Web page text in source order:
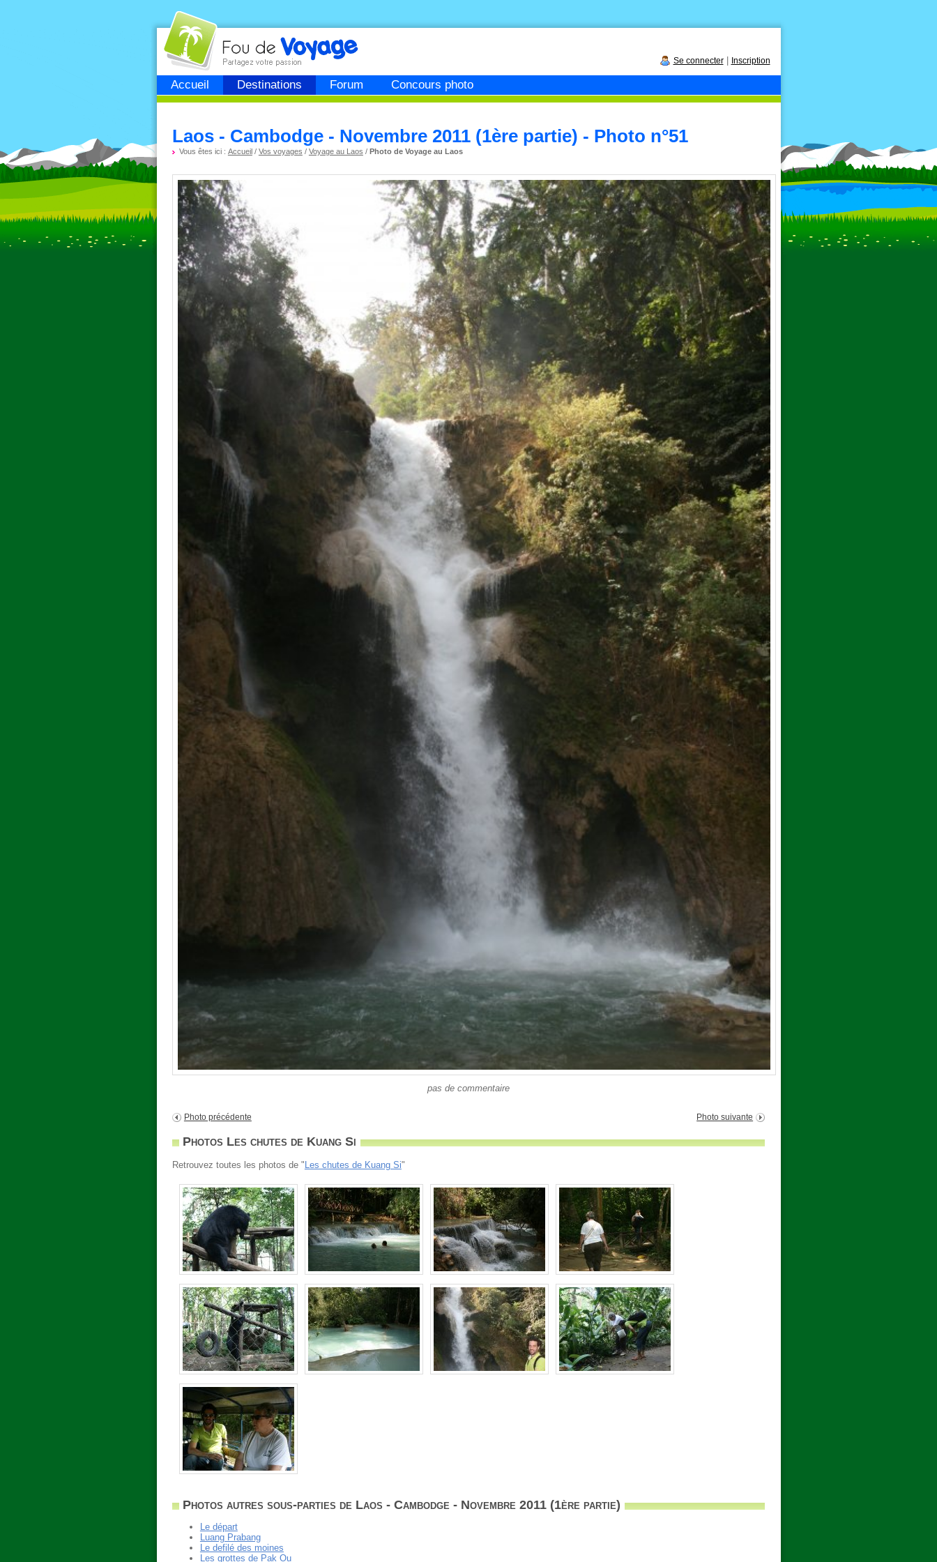
Accueil Destinations Forum Concours photo
Fou devoyage
Se connecter| Inscription
Laos - Cambodge - Novembre 2011 (1ère partie) - Photo n°51
Vous êtes ici : Accueil/ Vos voyages / Voyage au Laos / Photo de Voyage au Laos
pas de commentaire
Photo précédente Photo suivante
Photos Les chutes de Kuang Si
Retrouvez toutes les photos de " Les chutes de Kuang Si"
Photos autres sous-parties de Laos - Cambodge - Novembre 2011 (1ère partie)
Le départ
Luang Prabang
Le defilé des moines
Les grottes de Pak Ou